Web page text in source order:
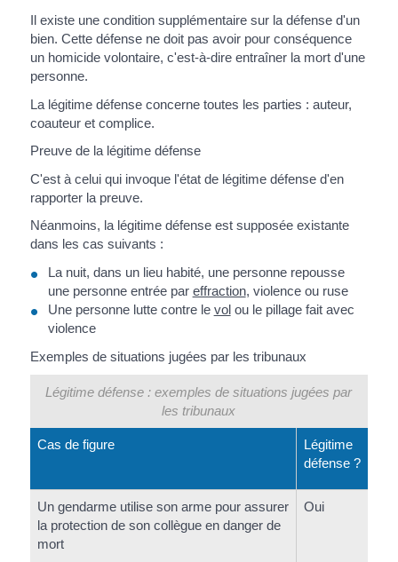
Il existe une condition supplémentaire sur la défense d'un
bien. Cette défense ne doit pas avoir pour conséquence
un homicide volontaire, c'est-à-dire entraîner la mort d'une
personne.
La légitime défense concerne toutes les parties : auteur,
coauteur et complice.
Preuve de la légitime défense
C'est à celui qui invoque l'état de légitime défense d'en
rapporter la preuve.
Néanmoins, la légitime défense est supposée existante
dans les cas suivants :
La nuit, dans un lieu habité, une personne repousse
une personne entrée par effraction, violence ou ruse
Une personne lutte contre le volou le pillage fait avec
violence
Exemples de situations jugées par les tribunaux
Légitime défense : exemples de situations jugées par
les tribunaux
Cas de figure
Légitime
défense ?
Un gendarme utilise son arme pour assurer
la protection de son collègue en danger de
mort
Oui